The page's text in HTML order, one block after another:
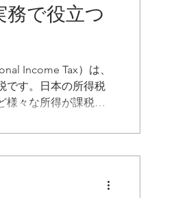
で役立つ
Income Tax）は、
です。日本の所得税
様々な所得が課税対
きく異なる点です。
が不可欠です。